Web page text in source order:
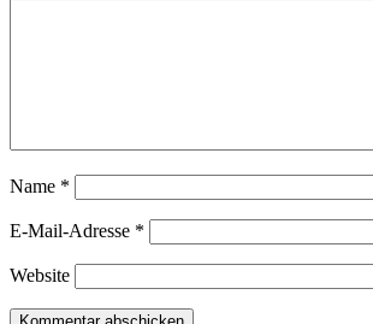
Name *
E-Mail-Adresse *
Website